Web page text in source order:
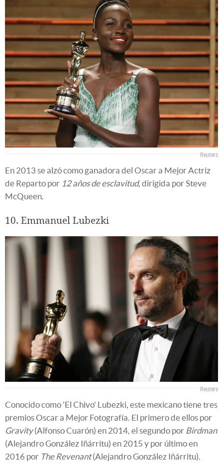
Reuters
En 2013 se alzó como ganadora del Oscar a Mejor Actriz
de Reparto por 12 años de esclavitud, dirigida por Steve
McQueen.
10. Emmanuel Lubezki
Reuters
Conocido como 'El Chivo' Lubezki, este mexicano tiene tres
premios Oscar a Mejor Fotografía. El primero de ellos por
Gravity(Alfonso Cuarón) en 2014, el segundo por Birdman
(Alejandro González Iñárritu) en 2015 y por último en
2016 por The Revenant(Alejandro González Iñárritu).